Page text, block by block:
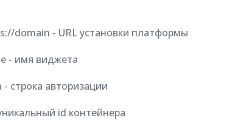
domain - URL установки платформы
- имя виджета
строка авторизации
id контейнера